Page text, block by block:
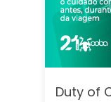
Duty of